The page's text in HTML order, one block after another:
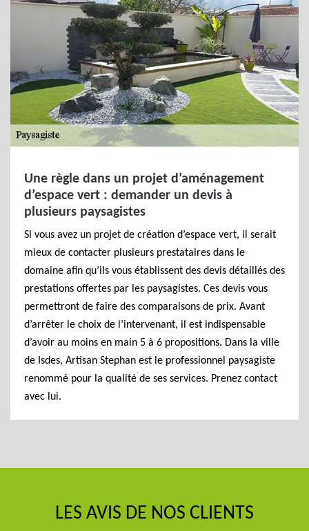
Une règle dans un projet d’aménagement
d’espace vert : demander un devis à
plusieurs paysagistes
Si vous avez un projet de création d’espace vert, il serait
mieux de contacter plusieurs prestataires dans le
domaine afin qu’ils vous établissent des devis détaillés des
prestations offertes par les paysagistes. Ces devis vous
permettront de faire des comparaisons de prix. Avant
d’arrêter le choix de l’intervenant, il est indispensable
d’avoir au moins en main 5 à 6 propositions. Dans la ville
de Isdes, Artisan Stephan est le professionnel paysagiste
renommé pour la qualité de ses services. Prenez contact
avec lui.
LES AVIS DE NOS CLIENTS